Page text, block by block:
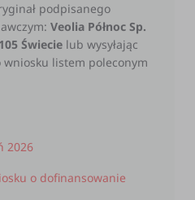
podpisanego
Veolia Północ Sp.
Świecie lub wysyłając
wniosku listem poleconym
2026
o dofinansowanie